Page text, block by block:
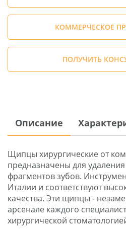
КОММЕРЧЕСКОЕ
ПОЛУЧИТЬ
Описание
Щипцы хирургические от
предназначены для
фрагментов зубов.
Италии и соответствуют
качества. Эти щипцы -
арсенале каждого
хирургической